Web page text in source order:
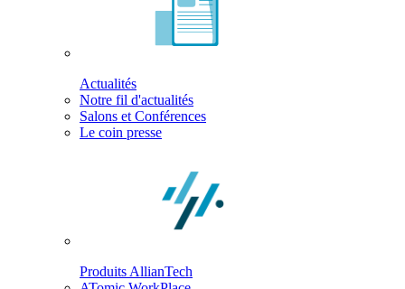
Actualités
Notre fil d'actualités
Salons et Conférences
Le coin presse
Produits AllianTech